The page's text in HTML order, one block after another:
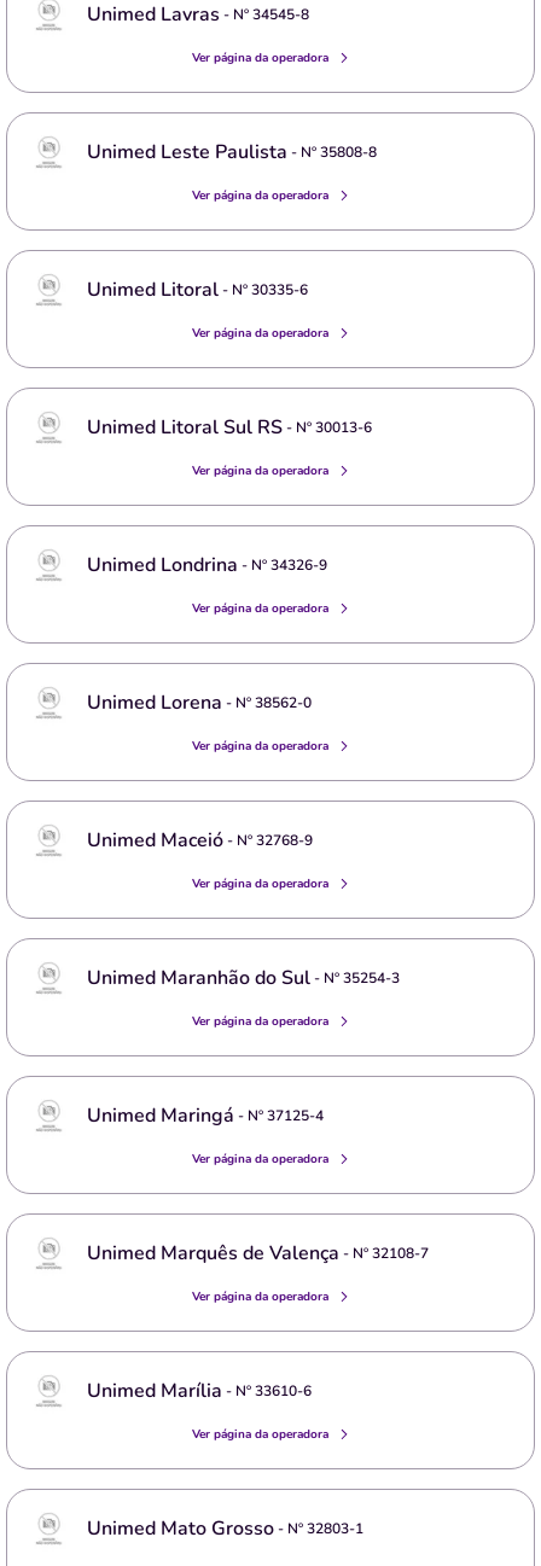
Unimed Lavras - Nº34545-8
Ver página da operadora
Unimed Leste Paulista - Nº35808-8
Ver página da operadora
Unimed Litoral- Nº30335-6
Ver página da operadora
Unimed Litoral Sul RS- Nº30013-6
Ver página da operadora
Unimed Londrina - Nº34326-9
Ver página da operadora
Unimed Lorena - Nº38562-0
Ver página da operadora
Unimed Maceió- Nº32768-9
Ver página da operadora
Unimed Maranhão do Sul- Nº35254-3
Ver página da operadora
Unimed Maringá - Nº37125-4
Ver página da operadora
Unimed Marquês de Valença - Nº32108-7
Ver página da operadora
Unimed Marília - Nº33610-6
Ver página da operadora
Unimed Mato Grosso- Nº32803-1